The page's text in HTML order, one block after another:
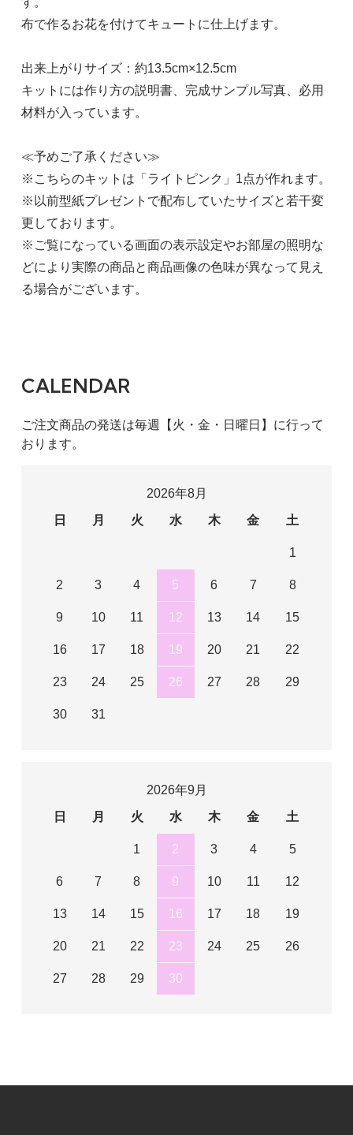
布で作るお花を付けてキュートに仕上げます。
出来上がりサイズ：約13.5cm×12.5cm
キットには作り方の説明書、完成サンプル写真、必用
材料が入っています。
≪予めご了承ください≫
※こちらのキットは「ライトピンク」1点が作れます。
※以前型紙プレゼントで配布していたサイズと若干変
更しております。
※ご覧になっている画面の表示設定やお部屋の照明な
どにより実際の商品と商品画像の色味が異なって見え
る場合がございます。
CALENDAR
ご注文商品の発送は毎週【火・金・日曜日】に行って
おります。
2026年8月
日
月 火 水 木 金 土
1
2 3 4 5 6 7 8
9 10 11 12 13 14 15
16 17 18 19 20 21 22
23 24 25 26 27 28 29
30 31
2026年9月
日
月 火 水 木 金 土
1 2 3 4 5
6 7 8 9 10 11 12
13 14 15 16 17 18 19
20 21 22 23 24 25 26
27 28 29 30